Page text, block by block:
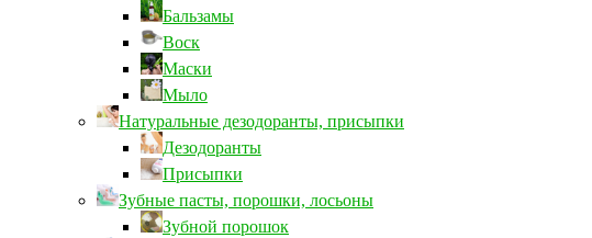
Бальзамы
Воск
Маски
Мыло
Натуральные дезодоранты, присыпки
Дезодоранты
Присыпки
Зубные пасты, порошки, лосьоны
Зубной порошок